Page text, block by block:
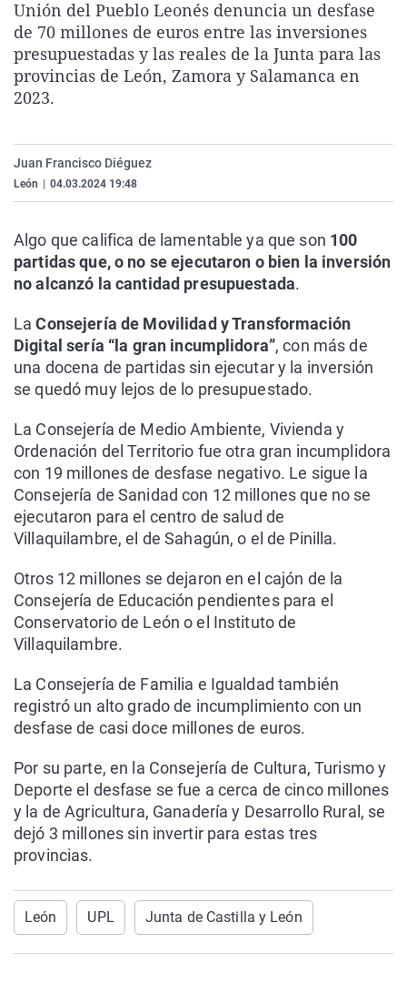
La rosa de los vientos
Gente viajera
Como el perro y el
Caso
Retornados
Equipo de
Extremadura
Galicia
La Rioja
País Vasco
Virales
Televisión
Elecciones
Unión del Pueblo Leonés denuncia un desfase
de 70 millones de euros entre las inversiones
presupuestadas y las reales de la Junta para las
provincias de León, Zamora y Salamanca en
2023.
Juan Francisco Diéguez
León 04.03.2024 19:48
Algo que califica de lamentable ya que son 100
partidas que, o no se ejecutaron o bien la inversión
no alcanzó la cantidad presupuestada.
LaConsejería de Movilidad y Transformación
Digital sería “la gran incumplidora”, con más de
una docena de partidas sin ejecutar y la inversión
se quedó muy lejos de lo presupuestado.
La Consejería de Medio Ambiente, Vivienda y
Ordenación del Territorio fue otra gran incumplidora
con 19 millones de desfase negativo. Le sigue la
Consejería de Sanidad con 12 millones que no se
ejecutaron para el centro de salud de
Villaquilambre, el de Sahagún, o el de Pinilla.
Otros 12 millones se dejaron en el cajón de la
Consejería de Educación pendientes para el
Conservatorio de León o el Instituto de
Villaquilambre.
La Consejería de Familia e Igualdad también
registró un alto grado de incumplimiento con un
desfase de casi doce millones de euros.
Por su parte, en la Consejería de Cultura, Turismo y
Deporte el desfase se fue a cerca de cinco millones
y la de Agricultura, Ganadería y Desarrollo Rural, se
dejó 3 millones sin invertir para estas tres
provincias.
León UPL Junta de Castilla y León